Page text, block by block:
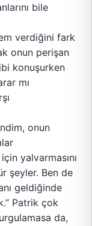
bile
verdiğini fark
onun perişan
konuşurken
mı
onun
yalvarmasını
şeyler. Ben de
geldiğinde
Patrik çok
da,